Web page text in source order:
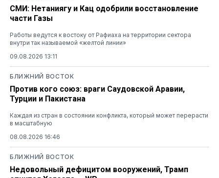
СМИ: Нетаниягу и Кац одобрили восстановление
части Газы
Работы ведутся к востоку от Рафиаха на территории сектора
внутри так называемой «желтой линии»
09.08.2026 13:11
БЛИЖНИЙ ВОСТОК
Против кого союз: враги Саудовской Аравии,
Турции и Пакистана
Каждая из стран в состоянии конфликта, который может перерасти
в масштабную
08.08.2026 16:46
БЛИЖНИЙ ВОСТОК
Недовольный дефицитом вооружений, Трамп